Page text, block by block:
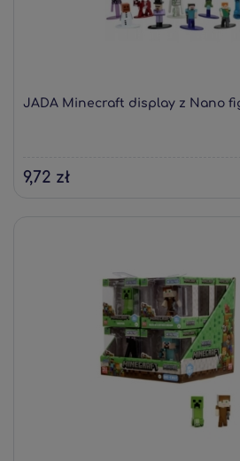
JADA Minecraft display z Nano
9,72 zł